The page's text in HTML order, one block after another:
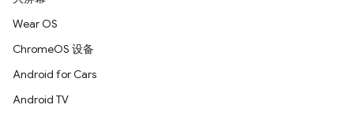
Wear OS
ChromeOS 设备
Android for Cars
Android TV